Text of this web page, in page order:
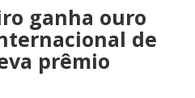
ganha ouro
de
prêmio